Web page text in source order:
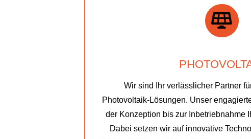
Wir sind Ihr verlässlicher Partner
Photovoltaik-Lösungen. Unser
der Konzeption bis zur Inbetriebnahme
Dabei setzen wir auf innovative